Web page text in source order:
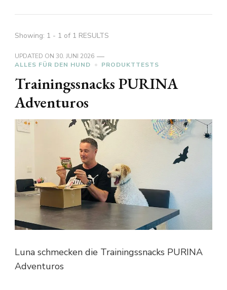
Showing: 1 - 1 of 1 RESULTS
UPDATED ON 30. JUNI 2026
ALLES FÜR DEN HUND
PRODUKTTESTS
Trainingssnacks PURINA
Adventuros
Luna schmecken die Trainingssnacks PURINA
Adventuros